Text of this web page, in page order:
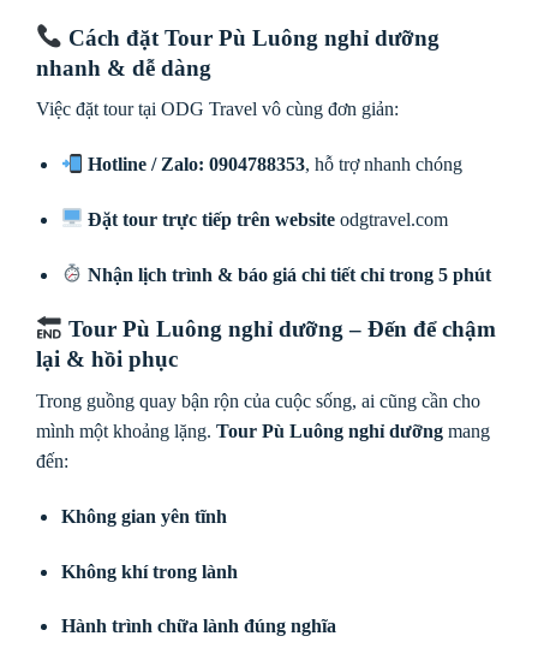
Cách đặt Tour Pù Luông nghỉ dưỡng
nhanh & dễ dàng
Việc đặt tour tại ODG Travel vô cùng đơn giản:
Hotline / Zalo: 0904788353, hỗ trợ nhanh chóng
Đặt tour trực tiếp trên website odgtravel.com
Nhận lịch trình & báo giá chi tiết chỉ trong 5 phút
Tour Pù Luông nghỉ dưỡng – Đến để chậm
lại & hồi phục
Trong guồng quay bận rộn của cuộc sống, ai cũng cần cho
mình một khoảng lặng. Tour Pù Luông nghỉ dưỡng mang
đến:
Không gian yên tĩnh
Không khí trong lành
Hành trình chữa lành đúng nghĩa